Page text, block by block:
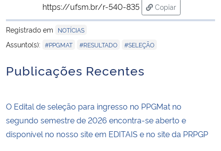
Secretaria de Governo
Gabinete de Segurança Institucional
Planalto
https://ufsm.br/r-540-835
Copiar
para área de
Registrado em
NOTÍCIAS
Assunto(s): #PPGMAT #RESULTADO #SELEÇÃO
Publicações Recentes
O Edital de seleção para ingresso no PPGMat no
segundo semestre de 2026 encontra-se aberto e
disponível no nosso site em EDITAIS e no site da PRPGP